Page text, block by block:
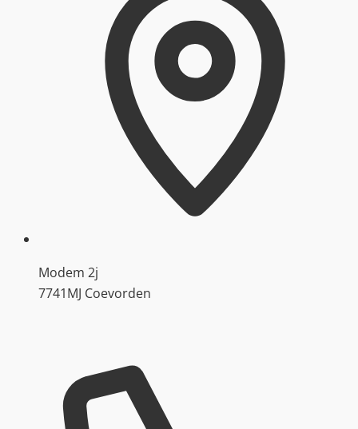
Modem 2j
7741MJ Coevorden